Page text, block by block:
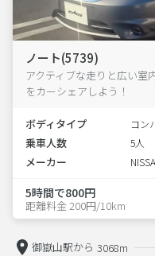
ノート(5739)
アクティブな走りと広い室
をカーシェアしよう！
ボディタイプ コン
乗車人数 5人
メーカー
5時間で800円
距離料金 200円/10km
御嶽山駅から 3068m